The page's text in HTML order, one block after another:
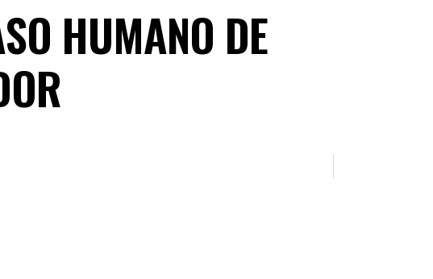
HUMANO DE